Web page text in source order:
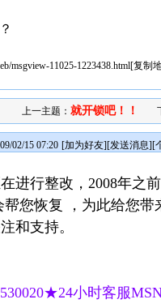
msgview-11025-1223438.html[复制
上一主题：就开锁吧！！
02/15 07:20 [加为好友][发送消息][
进行整改，2008年之
您恢复 ，为此给您带
和支持。
小时客服